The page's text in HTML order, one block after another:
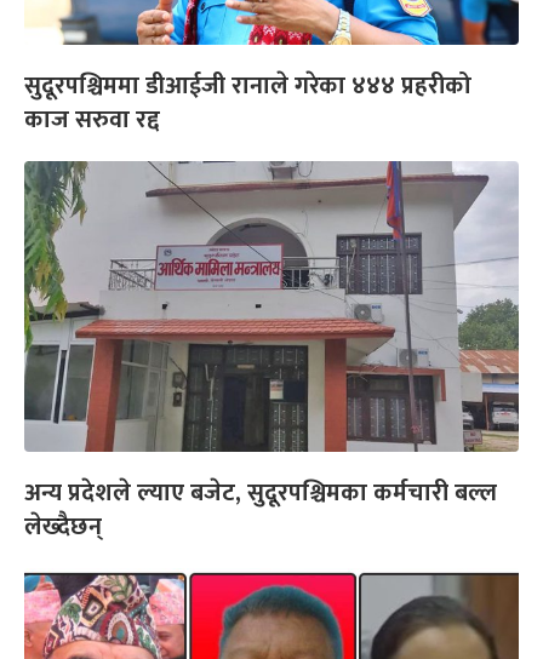
सुदूरपश्चिममा डीआईजी रानाले गरेका ४४४ प्रहरीको
काज सरुवा रद्द
अन्य प्रदेशले ल्याए बजेट, सुदूरपश्चिमका कर्मचारी बल्ल
लेख्दैछन्